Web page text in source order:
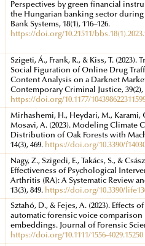
Perspectives by green financial
the Hungarian banking sector during
Bank Systems, 18(1), 116–126.
https://doi.org/10.21511/
Szigeti, Á., Frank, R., & Kiss, T. (2023).
Social Figuration of Online Drug
Content Analysis on a Darknet
Contemporary Criminal Justice, 39(2),
https://doi.org/10.1177/
Mirhashemi, H., Heydari, M., Karami,
Mosavi, A. (2023). Modeling Climate
Distribution of Oak Forests with
14(3), 469. https://doi.org/10.3390/
Nagy, Z., Szigedi, E., Takács, S., &
Effectiveness of Psychological
Arthritis (RA): A Systematic Review
13(3), 849. https://doi.org/10.3390/
Sztahó, D., & Fejes, A. (2023). Effects
automatic forensic voice
embeddings. Journal of Forensic
https://doi.org/10.1111/1556-4029.15250